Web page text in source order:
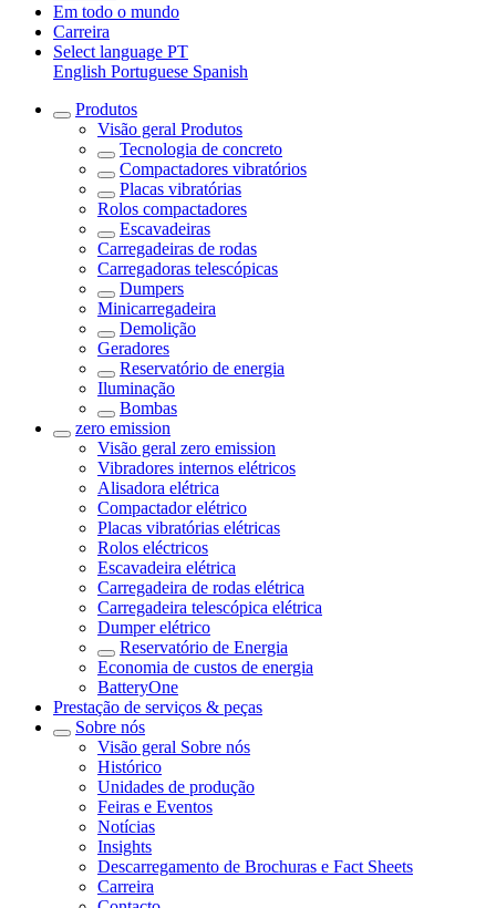
Em todo o mundo
Carreira
Select language PT
English Portuguese Spanish
Produtos
Visão geral Produtos
Tecnologia de concreto
Compactadores vibratórios
Placas vibratórias
Rolos compactadores
Escavadeiras
Carregadeiras de rodas
Carregadoras telescópicas
Dumpers
Minicarregadeira
Demolição
Geradores
Reservatório de energia
Iluminação
Bombas
zero emission
Visão geral zero emission
Vibradores internos elétricos
Alisadora elétrica
Compactador elétrico
Placas vibratórias elétricas
Rolos eléctricos
Escavadeira elétrica
Carregadeira de rodas elétrica
Carregadeira telescópica elétrica
Dumper elétrico
Reservatório de Energia
Economia de custos de energia
BatteryOne
Prestação de serviços & peças
Sobre nós
Visão geral Sobre nós
Histórico
Unidades de produção
Feiras e Eventos
Notícias
Insights
Descarregamento de Brochuras e Fact Sheets
Carreira